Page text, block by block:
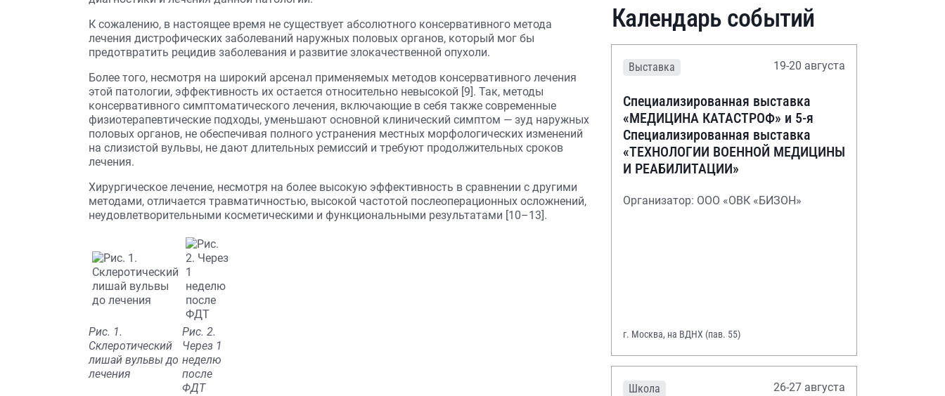
К сожалению, в настоящее время не существует абсолютного консервативного метода
лечения дистрофических заболеваний наружных половых органов, который мог бы
предотвратить рецидив заболевания и развитие злокачественной опухоли.
Более того, несмотря на широкий арсенал применяемых методов консервативного лечения
этой патологии, эффективность их остается относительно невысокой [9]. Так, методы
консервативного симптоматического лечения, включающие в себя также современные
физиотерапевтические подходы, уменьшают основной клинический симптом — зуд наружных
половых органов, не обеспечивая полного устранения местных морфологических изменений
на слизистой вульвы, не дают длительных ремиссий и требуют продолжительных сроков
лечения.
Хирургическое лечение, несмотря на более высокую эффективность в сравнении с другими
методами, отличается травматичностью, высокой частотой послеоперационных осложнений,
неудовлетворительными косметическими и функциональными результатами [10–13].
Рис. 1.
Склеротический
лишай вульвы до
лечения
Рис. 2.
Через 1
неделю
после
ФДТ
Календарь событий
Выставка 19-20 августа
Специализированная выставка
«МЕДИЦИНА КАТАСТРОФ» и 5-я
Специализированная выставка
«ТЕХНОЛОГИИ ВОЕННОЙ МЕДИЦИНЫ
И РЕАБИЛИТАЦИИ»
Организатор: ООО «ОВК «БИЗОН»
г. Москва, на ВДНХ (пав. 55)
Школа 26-27 августа